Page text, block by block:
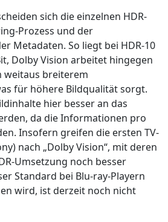
sich die einzelnen HDR-
Prozess und der
Metadaten. So liegt bei HDR-10
Dolby Vision arbeitet hingegen
weitaus breiterem
für höhere Bildqualität sorgt.
hier besser an das
da die Informationen pro
Insofern greifen die ersten TV-
nach „Dolby Vision“, mit deren
Umsetzung noch besser
Standard bei Blu-ray-Playern
wird, ist derzeit noch nicht